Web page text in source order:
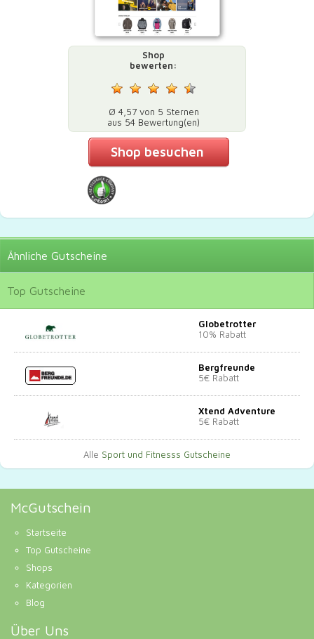
Shop
bewerten:
Ø 4,57 von 5 Sternen
aus 54 Bewertung(en)
Shop besuchen
Ähnliche Gutscheine
Top Gutscheine
Globetrotter
10% Rabatt
Bergfreunde
5€ Rabatt
Xtend Adventure
5€ Rabatt
Alle Sport und Fitnesss Gutscheine
McGutschein
Startseite
Top Gutscheine
Shops
Kategorien
Blog
Über Uns